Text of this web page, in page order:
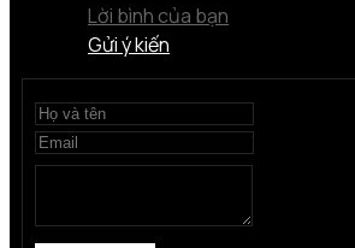
Lời bình của bạn
Gửi ý kiến